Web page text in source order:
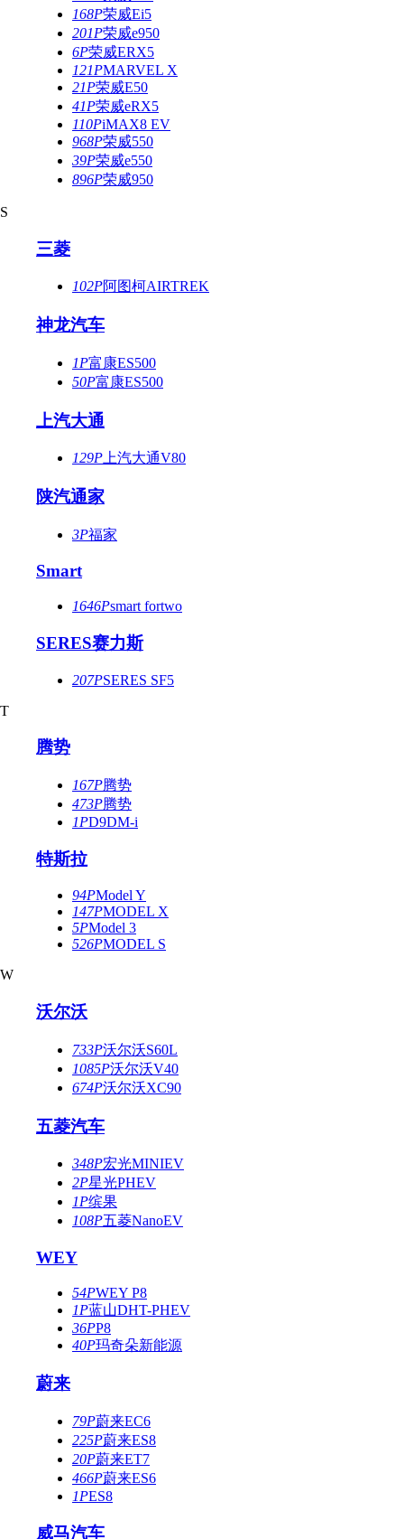
168P荣威Ei5
201P荣威e950
6P荣威ERX5
121PMARVEL X
21P荣威E50
41P荣威eRX5
110PiMAX8 EV
968P荣威550
39P荣威e550
896P荣威950
S
三菱
102P阿图柯AIRTREK
神龙汽车
1P富康ES500
50P富康ES500
上汽大通
129P 上汽大通V80
陕汽通家
3P福家
Smart
1646Psmart fortwo
SERES赛力斯
207PSERES SF5
T
腾势
167P腾势
473P腾势
1PD9DM-i
特斯拉
94PModel Y
147PMODEL X
5PModel 3
526PMODEL S
W
沃尔沃
733P沃尔沃S60L
1085P沃尔沃V40
674P沃尔沃XC90
五菱汽车
348P宏光MINIEV
2P星光PHEV
1P缤果
108P五菱NanoEV
WEY
54PWEY P8
1P蓝山DHT-PHEV
36PP8
40P玛奇朵新能源
蔚来
79P蔚来EC6
225P蔚来ES8
20P蔚来ET7
466P蔚来ES6
1PES8
威马汽车